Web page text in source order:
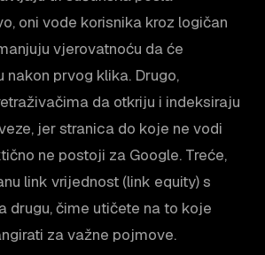
oni vode korisnika kroz logičan
vjerovatnoću da će
nakon prvog klika. Drugo,
da otkriju i indeksiraju
jer stranica do koje ne vodi
ne postoji za Google. Treće,
link vrijednost (link equity) s
drugu, čime utičete na to koje
za važne pojmove.